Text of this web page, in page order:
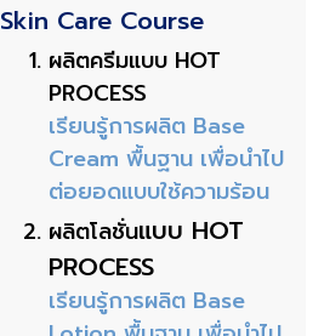
Skin Care Course
ผลิตครีมแบบ HOT
PROCESS
เรียนรู้การผลิต Base
Cream พื้นฐาน เพื่อนำไป
ต่อยอดแบบใช้ความร้อน
ผลิตโลชั่นแบบ HOT
PROCESS
เรียนรู้การผลิต Base